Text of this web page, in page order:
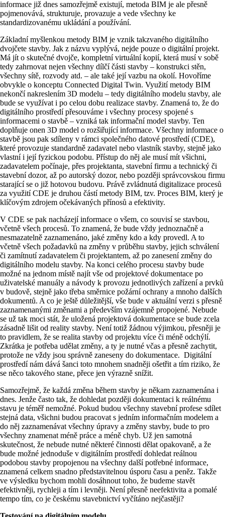
informace již dnes samozřejmě existují, metoda BIM je ale přesně
pojmenovává, strukturuje, provazuje a vede všechny ke
standardizovanému ukládání a používání.
Základní myšlenkou metody BIM je vznik takzvaného digitálního
dvojčete stavby. Jak z názvu vyplývá, nejde pouze o digitální projekt.
Má jít o skutečné dvojče, kompletní virtuální kopií, která musí v sobě
tedy zahrnovat nejen všechny dílčí části stavby – konstrukci stěn,
všechny sítě, rozvody atd. – ale také její vazbu na okolí. Hovoříme
obvykle o konceptu Connected Digital Twin. Využití metody BIM
nekončí nakreslením 3D modelu – tedy digitálního modelu stavby, ale
bude se využívat i po celou dobu realizace stavby. Znamená to, že do
digitálního prostředí přesouváme i všechny procesy spojené s
informacemi o stavbě – vzniká tak informační model stavby. Ten
doplňuje onen 3D model o rozšiřující informace. Všechny informace o
stavbě jsou pak sdíleny v rámci společného datové prostředí (CDE),
které provozuje standardně zadavatel nebo vlastník stavby, stejně jako
vlastní i její fyzickou podobu. Přístup do něj ale musí mít všichni,
zadavatelem počínaje, přes projektanta, stavební firmu a technický či
stavební dozor, až po autorský dozor, nebo později správcovskou firmu
starající se o již hotovou budovu. Právě zvládnutá digitalizace procesů
za využití CDE je druhou částí metody BIM, tzv. Proces BIM, který je
klíčovým zdrojem očekávaných přínosů a efektivity.
V CDE se pak nacházejí informace o všem, co souvisí se stavbou,
včetně všech procesů. To znamená, že bude vždy jednoznačně a
nesmazatelně zaznamenáno, jaké změny kdo a kdy provedl. A to
včetně všech požadavků na změny v průběhu stavby, jejich schválení
či zamítnutí zadavatelem či projektantem, až po zanesení změny do
digitálního modelu stavby. Na konci celého procesu stavby bude
možné na jednom místě najít vše od projektové dokumentace po
uživatelské manuály a návody k provozu jednotlivých zařízení a prvků
v budově, stejně jako třeba směrnice požární ochrany a mnoho dalších
dokumentů. A co je ještě důležitější, vše bude v aktuální verzi s přesně
zaznamenanými změnami a především vzájemně propojené. Nebude
se už tak moci stát, že uložená projektová dokumentace se bude zcela
zásadně lišit od reality stavby. Není totiž žádnou výjimkou, přesněji je
to pravidlem, že se realita stavby od projektu více či méně odchýlí.
Zkrátka je potřeba udělat změny, a ty je nutné včas a přesně zachytit,
protože ne vždy jsou správně zaneseny do dokumentace. Digitální
prostředí nám dává šanci toto mnohem snadněji ošetřit a tím riziko, že
se něco takového stane, přece jen výrazně snížit.
Samozřejmě, že každá změna během stavby je někam zaznamenána i
dnes. Jenže často tak, že dohledat později dokumentaci k reálnému
stavu je téměř nemožné. Pokud budou všechny stavební profese sdílet
stejná data, všichni budou pracovat s jedním informačním modelem a
do něj zaznamenávat všechny úpravy a změny stavby, bude to pro
všechny znamenat méně práce a méně chyb. Už jen samotná
skutečnost, že nebude nutné některé činnosti dělat opakovaně, a že
bude možné jednoduše v digitálním prostředí dohledat reálnou
podobou stavby propojenou na všechny další potřebné informace,
znamená celkem snadno představitelnou úsporu času a peněz. Takže
ve výsledku bychom mohli dosáhnout toho, že budeme stavět
efektivněji, rychleji a tím i levněji. Není přesně neefektivita a pomalé
tempo tím, co je českému stavebnictví vyčítáno nejčastěji?